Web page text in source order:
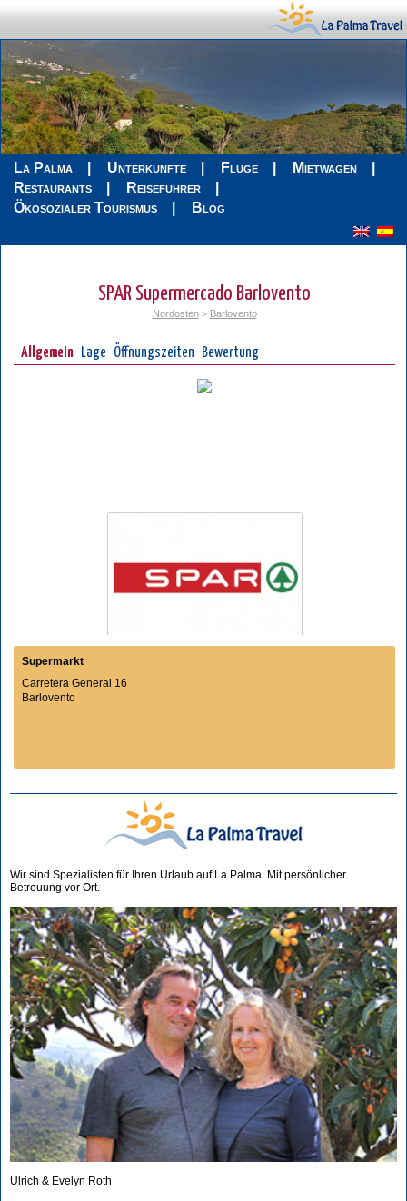
La Palma Unterkünfte Flüge
Mietwagen
Restaurants
Reiseführer
Ökosozialer Tourismus
Blog
SPAR Supermercado Barlovento
Nordosten> Barlovento
Allgemein Lage Öffnungszeiten Bewertung
Supermarkt
Carretera General 16
Barlovento
Wir sind Spezialisten für Ihren Urlaub auf La Palma. Mit persönlicher
Betreuung vor Ort.
Ulrich & Evelyn Roth